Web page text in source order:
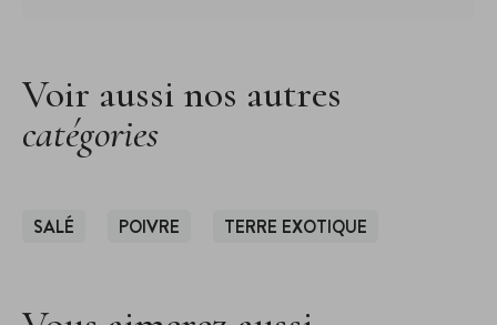
Voir aussi nos autres
catégories
SALÉ POIVRE TERRE EXOTIQUE